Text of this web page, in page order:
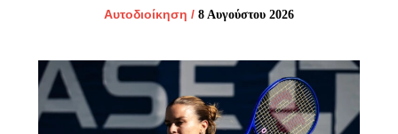
Αυτοδιοίκηση / 8 Αυγούστου 2026